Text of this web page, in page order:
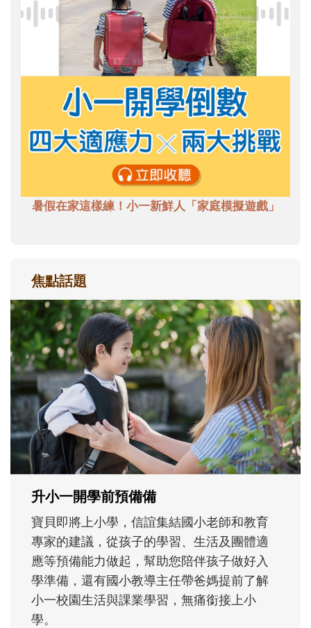
暑假在家這樣練！小一新鮮人「家庭模擬遊戲」
焦點話題
和孩子一起長大的那個男人│讀懂父親的
不同模樣
沒有人天生就擅長當爸爸！男人總是在一次
次「前所未有」的體驗中，跟著孩子一起長
大。從給予安全感的肢體遊戲，到獨立自
主、角色認同及解決問題的能力養成。爸爸
正嘗試用不同的模樣，參與孩子每個重要的